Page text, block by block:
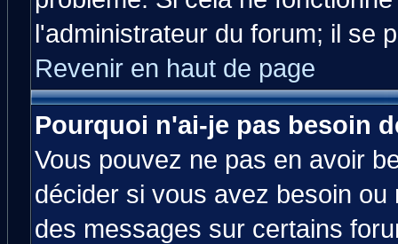
l'administrateur du forum; il se
Revenir en haut de page
Pourquoi n'ai-je pas besoin
Vous pouvez ne pas en avoir
décider si vous avez besoin
des messages sur certains